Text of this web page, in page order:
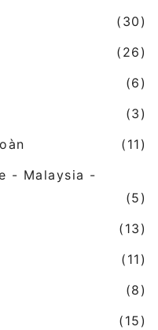
(30)
(26)
(6)
(3)
(11)
- Malaysia -
(5)
(13)
(11)
(8)
(15)